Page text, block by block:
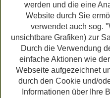
werden und die eine
Website durch Sie
verwendet auch sog.
unsichtbare Grafiken) zur
Durch die Verwendung
einfache Aktionen wie
Webseite aufgezeichnet
durch den Cookie und/
Informationen über Ihre